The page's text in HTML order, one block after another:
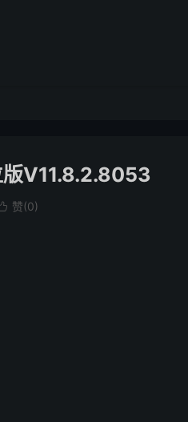
V11.8.2.8053
赞(0)